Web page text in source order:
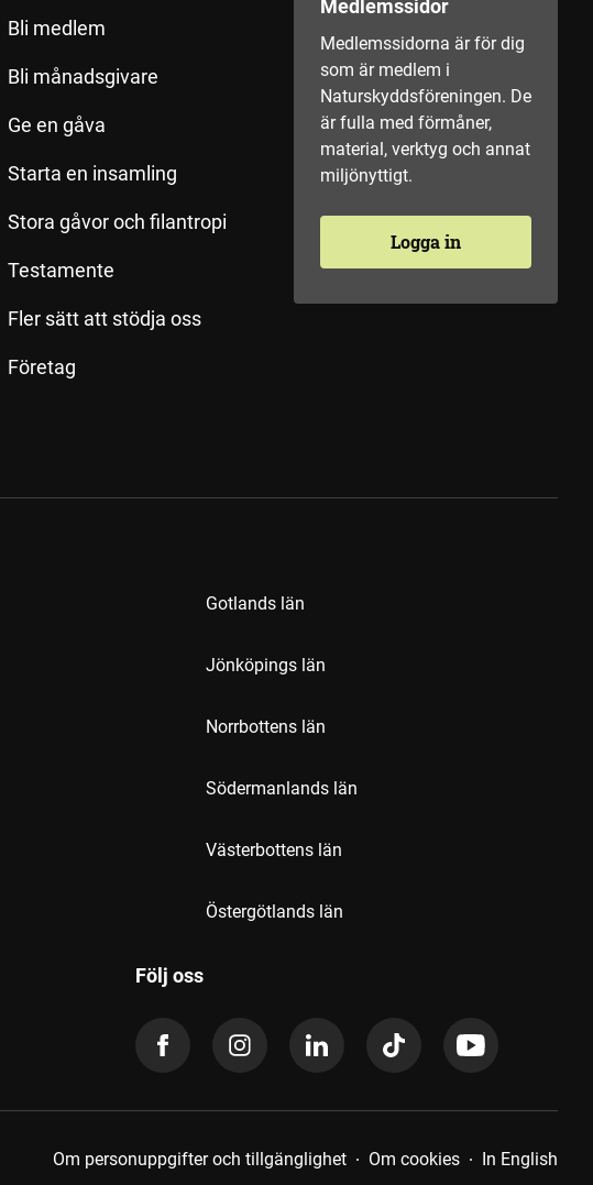
Bli medlem
Bli månadsgivare
Ge en gåva
Starta en insamling
Stora gåvor och filantropi
Testamente
Fler sätt att stödja oss
Företag
Medlemssidor
Medlemssidorna är för dig
som är medlem i
Naturskyddsföreningen. De
är fulla med förmåner,
material, verktyg och annat
miljönyttigt.
Logga in
Gotlands län
Jönköpings län
Norrbottens län
Södermanlands län
Västerbottens län
Östergötlands län
Följ oss
Om personuppgifter och tillgänglighet Om cookies In English